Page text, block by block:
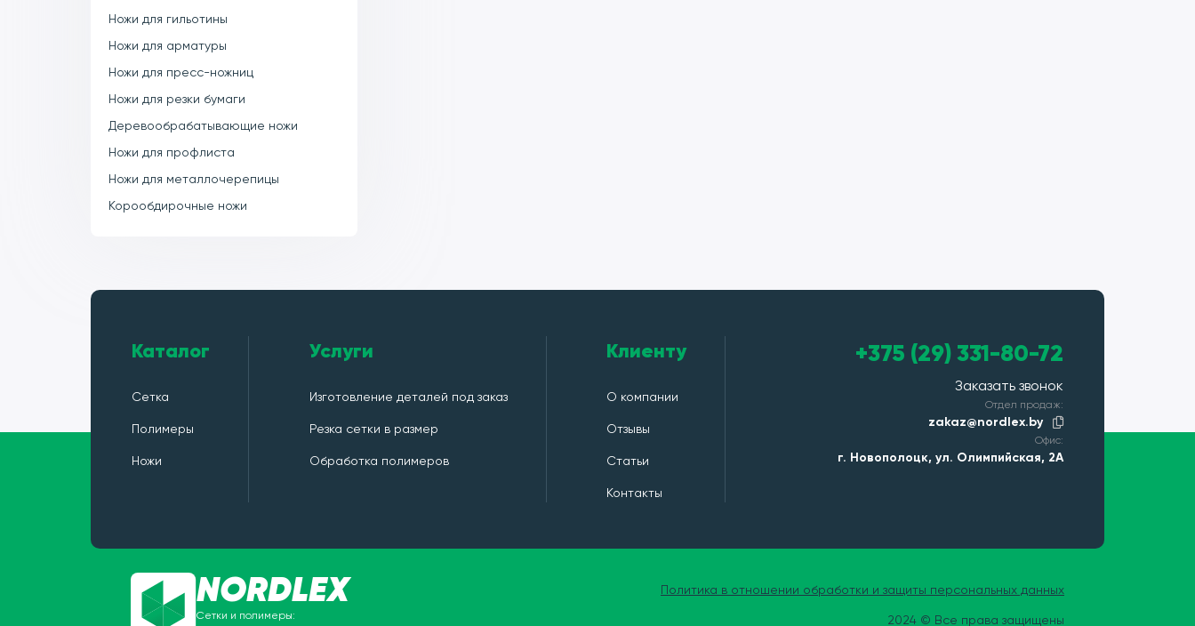
Ножи для гильотины
Ножи для арматуры
Ножи для пресс-ножниц
Ножи для резки бумаги
Деревообрабатывающие ножи
Ножи для профлиста
Ножи для металлочерепицы
Корообдирочные ножи
Каталог
Сетка
Полимеры
Ножи
Услуги
Изготовление деталей под заказ
Резка сетки в размер
Обработка полимеров
Клиенту
О компании
Отзывы
Статьи
Контакты
+375 (29) 331-80-72
Заказать звонок
Отдел продаж:
zakaz@nordlex.by
Офис:
г. Новополоцк, ул. Олимпийская, 2А
Политика в отношении обработки и защиты персональных данных
2024 © Все права защищены
NORDLEX
Сетки и полимеры: